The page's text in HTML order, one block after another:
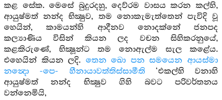
කළ සේක. මෙසේ බුදුරදහු, දෙව්රම වාසය කරන කල්හි,
ආයුෂ්මත් නන්ද භික්‍ෂුව, තම නොකැමැත්තෙන් පැවිදි වූ
හෙයින්, කාමයන්හි ආදීනව නොදක්නේ ජනපද
කල්‍යාණිය විසින් කියන ලද වචන සිහිකරනුයේ,
කළකිරුණේ, භික්‍ෂූන්ට තම නොඇල්ම සැල කළේය.
එහෙයින් කියන ලදි. තෙන ඛො පන සමයෙන ආයස්මා
නන්‍දො -පෙ- හීනායාවත්තිස්සාමීති ‘එකල්හි වනාහි
ආයුෂ්මත් නන්ද භික්‍ෂුව ගිහි බවට පරිවර්තනය
වන්නෙමියි,